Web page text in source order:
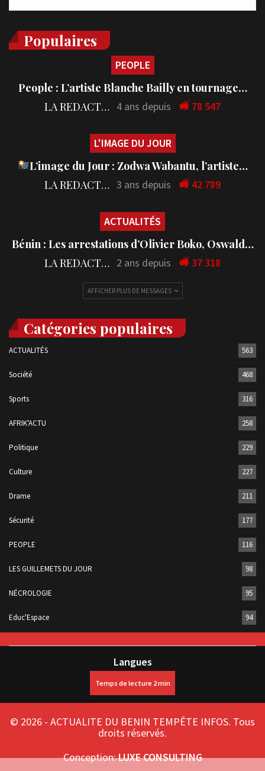
Populaires
PEOPLE
People : L’artiste Blanche Bailly en tournage…
LA REDACTION 4 ans depuis 78 547
L'IMAGE DU JOUR
L’image du Jour : Zodwa Wabantu, l’artiste…
LA REDACTION 3 ans depuis 42 789
ACTUALITÉS
Bénin : Les arrestations d’Olivier Boko, Oswald…
LA REDACTION 2 ans depuis 37 318
AFFICHER PLUS DE MESSAGES
Catégories populaires
ACTUALITÉS 563
Société 468
Sports 316
AFRIK'ACTU 258
Politique 229
Culture 227
Drame 211
Sécurité 177
PEOPLE 116
LES GUILLEMETS DU JOUR 98
NÉCROLOGIE 95
Educ'Espace 94
Langues
© 2026 - ACTUALITE DU BENIN TEMPÊTE INFOS. Tous
droits réservés.
Conception:LUXE CONSULTING